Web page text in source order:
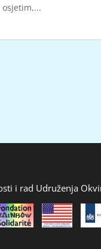
i rad Udruženja